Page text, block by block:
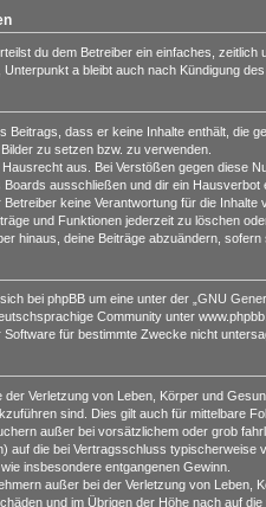
du dem Betreiber ein einfaches,
a bleibt auch nach Kündigung
Beitrags, dass er keine Inhalte enthält, die
zu setzen bzw. zu verwenden.
aus. Bei Verstößen gegen diese
ausschließen und dir ein Hausverbot
keine Verantwortung für die
und Funktionen jederzeit zu löschen
hinaus, deine Beiträge abzuändern,
bei phpBB um eine unter der „GNU
Community unter
für bestimmte Zwecke nicht
der Verletzung von Leben, Körper und
sind. Dies gilt auch für mittelbare
außer bei vorsätzlichem oder grob
auf die bei Vertragsschluss
insbesondere entgangenen Gewinn.
außer bei der Verletzung von
und im Übrigen der Höhe nach auf